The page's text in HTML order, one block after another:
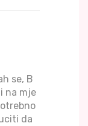
se, B
na mje
da